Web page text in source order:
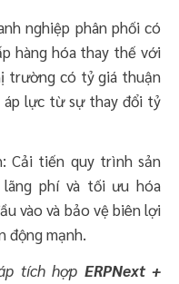
nghiệp phân phối có
hàng hóa thay thế với
trường có tỷ giá thuận
lực từ sự thay đổi tỷ
Cải tiến quy trình sản
phí và tối ưu hóa
vào và bảo vệ biên lợi
động mạnh.
tích hợp ERPNext +